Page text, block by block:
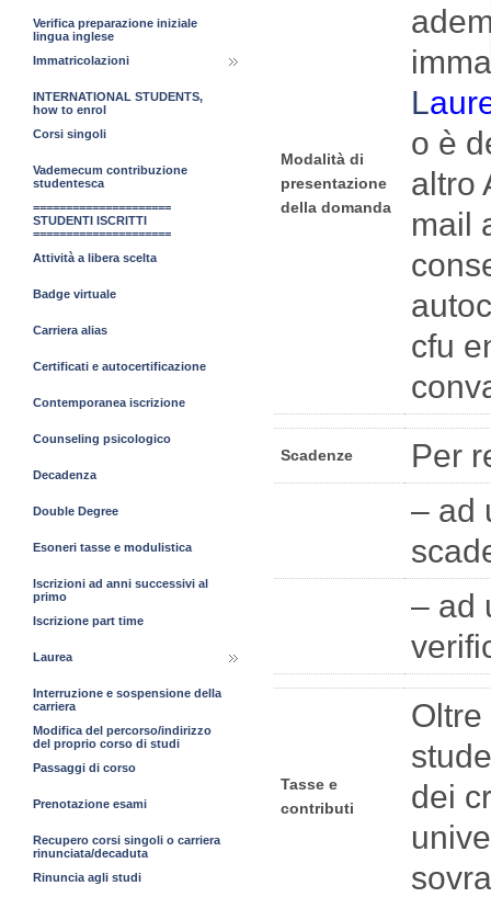
Modalità di
presentazione
della domanda
L
o è
altro
mail
cfu
Scadenze
Per
– ad
– ad
Tasse e
contributi
dei
Verifica preparazione iniziale
lingua inglese
Immatricolazioni
INTERNATIONAL STUDENTS,
how to enrol
Corsi singoli
Vademecum contribuzione
studentesca
=====================
STUDENTI ISCRITTI
=====================
Attività a libera scelta
Badge virtuale
Carriera alias
Certificati e autocertificazione
Contemporanea iscrizione
Counseling psicologico
Decadenza
Double Degree
Esoneri tasse e modulistica
Iscrizioni ad anni successivi al
primo
Iscrizione part time
Laurea
Interruzione e sospensione della
carriera
Modifica del percorso/indirizzo
del proprio corso di studi
Passaggi di corso
Prenotazione esami
Recupero corsi singoli o carriera
rinunciata/decaduta
Rinuncia agli studi